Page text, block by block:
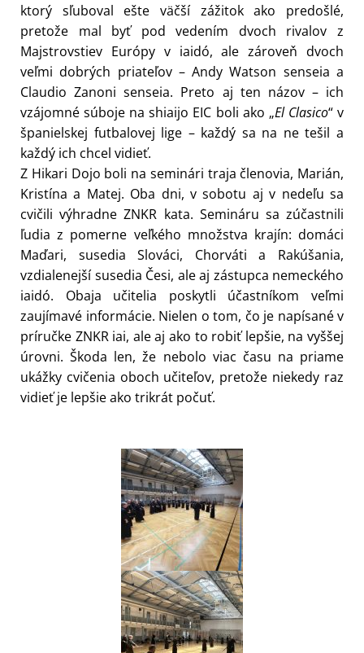
ktorý sľuboval ešte väčší zážitok ako predošlé,
pretože mal byť pod vedením dvoch rivalov z
Majstrovstiev Európy v iaidó, ale zároveň dvoch
veľmi dobrých priateľov – Andy Watson senseia a
Claudio Zanoni senseia. Preto aj ten názov – ich
vzájomné súboje na shiaijo EIC boli ako „El Clasico“ v
španielskej futbalovej lige – každý sa na ne tešil a
každý ich chcel vidieť.
Z Hikari Dojo boli na seminári traja členovia, Marián,
Kristína a Matej. Oba dni, v sobotu aj v nedeľu sa
cvičili výhradne ZNKR kata. Semináru sa zúčastnili
ľudia z pomerne veľkého množstva krajín: domáci
Maďari, susedia Slováci, Chorváti a Rakúšania,
vzdialenejší susedia Česi, ale aj zástupca nemeckého
iaidó. Obaja učitelia poskytli účastníkom veľmi
zaujímavé informácie. Nielen o tom, čo je napísané v
príručke ZNKR iai, ale aj ako to robiť lepšie, na vyššej
úrovni. Škoda len, že nebolo viac času na priame
ukážky cvičenia oboch učiteľov, pretože niekedy raz
vidieť je lepšie ako trikrát počuť.